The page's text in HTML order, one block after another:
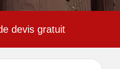
devis gratuit